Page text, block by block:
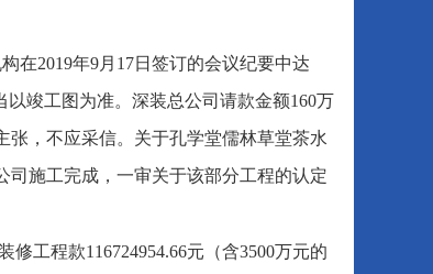
在2019年9月17日签订的会议纪要中达
竣工图为准。深装总公司请款金额160万
张，不应采信。关于孔学堂儒林草堂茶水
司施工完成，一审关于该部分工程的认定
工程款116724954.66元（含3500万元的